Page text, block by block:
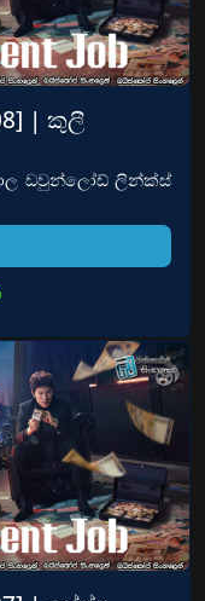
| කුලී
ඩවුන්ලෝඩ් ලින්ක්ස්